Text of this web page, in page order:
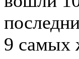
9 самых